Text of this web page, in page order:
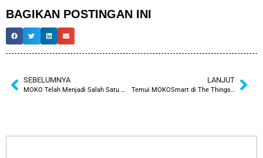
BAGIKAN POSTINGAN INI
SEBELUMNYA
MOKO Telah Menjadi Salah Satu Anggota Jaringan BSCI
LANJUT
Temui MOKOSmart di The Things Conference